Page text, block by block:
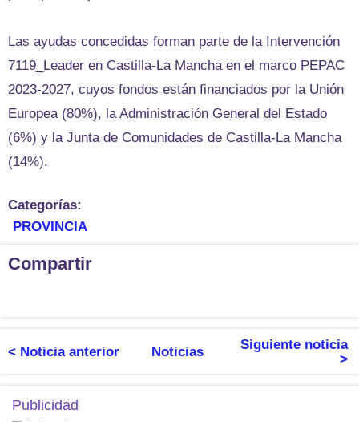
Las ayudas concedidas forman parte de la Intervención
7119_Leader en Castilla-La Mancha en el marco PEPAC
2023-2027, cuyos fondos están financiados por la Unión
Europea (80%), la Administración General del Estado
(6%) y la Junta de Comunidades de Castilla-La Mancha
(14%).
Categorías:
PROVINCIA
Compartir
< Noticia anterior Noticias
Siguiente noticia
>
Publicidad